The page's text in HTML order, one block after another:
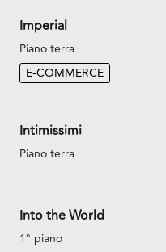
Imperial
Piano terra
E-COMMERCE
Intimissimi
Piano terra
Into the World
1° piano